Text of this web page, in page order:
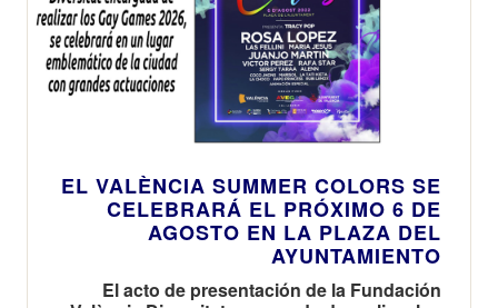
EL VALÈNCIA SUMMER COLORS SE
CELEBRARÁ EL PRÓXIMO 6 DE
AGOSTO EN LA PLAZA DEL
AYUNTAMIENTO
El acto de presentación de la Fundación